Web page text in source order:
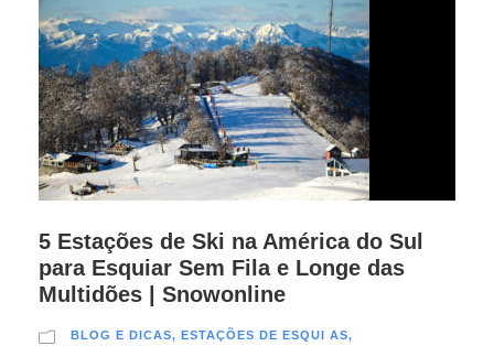
5 Estações de Ski na América do Sul
para Esquiar Sem Fila e Longe das
Multidões | Snowonline
BLOG E DICAS, ESTAÇÕES DE ESQUI AS,